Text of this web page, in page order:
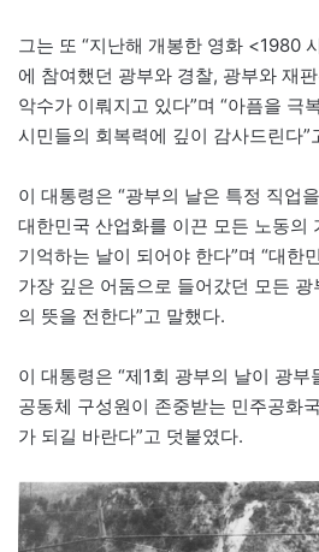
그는 또 “지난해 개봉한 영화 <1980
에 참여했던 광부와 경찰, 광부와 재
악수가 이뤄지고 있다”며 “아픔을 극
시민들의 회복력에 깊이 감사드린다”
이 대통령은 “광부의 날은 특정 직업
대한민국 산업화를 이끈 모든 노동의
기억하는 날이 되어야 한다”며 “대한
가장 깊은 어둠으로 들어갔던 모든
의 뜻을 전한다”고 말했다.
이 대통령은 “제1회 광부의 날이 광
공동체 구성원이 존중받는 민주공화
가 되길 바란다”고 덧붙였다.